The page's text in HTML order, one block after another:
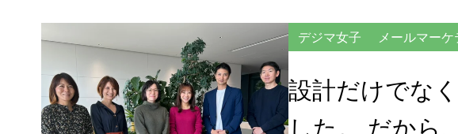
デジマ女子 メールマー
設計だけでな
した。 だから